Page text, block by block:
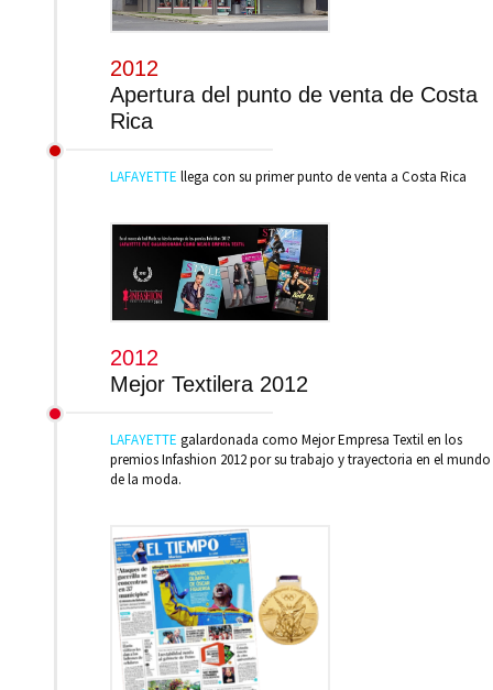
2012
Apertura del punto de venta de Costa
Rica
LAFAYETTE llega con su primer punto de venta a Costa Rica
2012
Mejor Textilera 2012
LAFAYETTE galardonada como Mejor Empresa Textil en los
premios Infashion 2012 por su trabajo y trayectoria en el mundo
de la moda.